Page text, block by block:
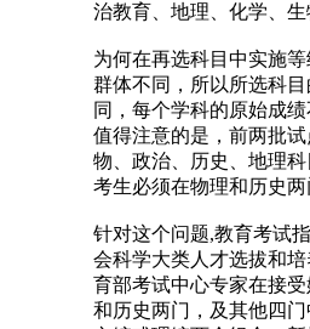
治教育、地理、化学、
为何在再选科目中实施
群体不同，所以所选科
同，每个学科的原始成
值得注意的是，前两批
物、政治、历史、地理科
考生必须在物理和历史两
针对这个问题,教育考试
会科学大类人才选拔和
育部考试中心专家在接
和历史两门，及其他四